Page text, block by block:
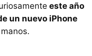
este año
un nuevo iPhone